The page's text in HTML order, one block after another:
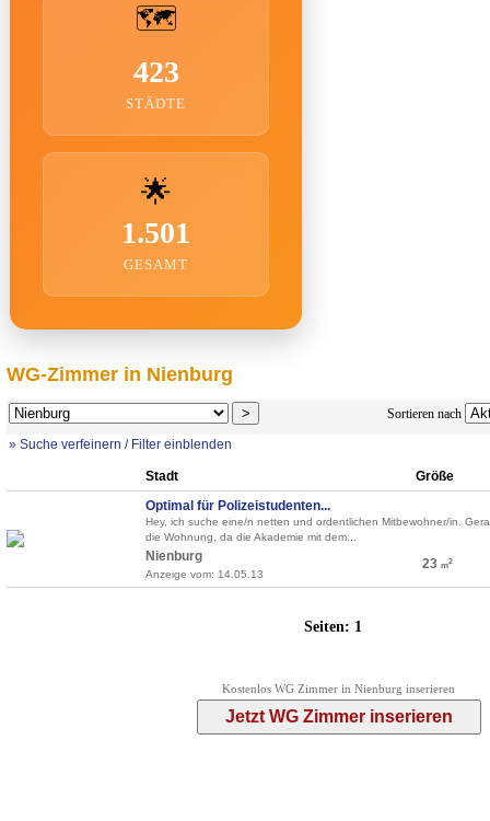
🗺️
423
STÄDTE
🌟
1.501
GESAMT
WG-Zimmer in Nienburg
Sortieren nach
» Suche verfeinern / Filter einblenden
Stadt
Größe
Optimal für Polizeistudenten...
Hey, ich suche eine/n netten und ordentlichen Mitbewohner/in.
die Wohnung, da die Akademie mit dem...
Nienburg
Anzeige vom: 14.05.13
23 m2
Seiten: 1
Kostenlos WG Zimmer in Nienburg inserieren